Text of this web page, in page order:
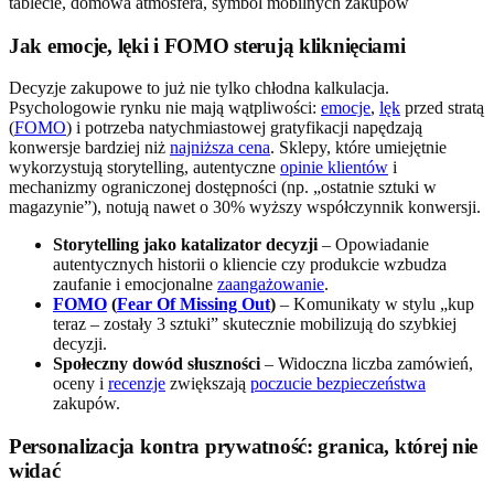
Jak emocje, lęki i FOMO sterują kliknięciami
Decyzje zakupowe to już nie tylko chłodna kalkulacja.
Psychologowie rynku nie mają wątpliwości: emocje, lęk przed stratą
(FOMO) i potrzeba natychmiastowej gratyfikacji napędzają
konwersje bardziej niż najniższa cena. Sklepy, które umiejętnie
wykorzystują storytelling, autentyczne opinie klientów i
mechanizmy ograniczonej dostępności (np. „ostatnie sztuki w
magazynie”), notują nawet o 30% wyższy współczynnik konwersji.
Storytelling jako katalizator decyzji – Opowiadanie
autentycznych historii o kliencie czy produkcie wzbudza
zaufanie i emocjonalne zaangażowanie.
FOMO (Fear Of Missing Out) – Komunikaty w stylu „kup
teraz – zostały 3 sztuki” skutecznie mobilizują do szybkiej
decyzji.
Społeczny dowód słuszności – Widoczna liczba zamówień,
oceny i recenzje zwiększają poczucie bezpieczeństwa
zakupów.
Personalizacja kontra prywatność: granica, której nie
widać